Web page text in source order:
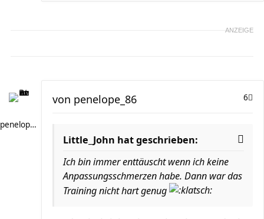
ANZEIGE
penelope_86
6
von penelope_86
Little_John hat geschrieben:
Ich bin immer enttäuscht wenn ich keine
Anpassungsschmerzen habe. Dann war das
Training nicht hart genug